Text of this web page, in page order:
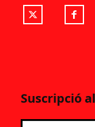
Suscripció